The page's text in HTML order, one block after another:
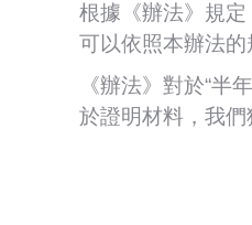
根據《辦法》規
可以依照本辦法的
《辦法》對於“
於證明材料，我們